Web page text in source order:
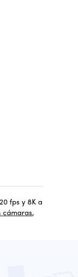
fps y 8K a
cámaras,